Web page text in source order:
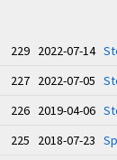
229 2022-07-14
227 2022-07-05
226 2019-04-06
225 2018-07-23